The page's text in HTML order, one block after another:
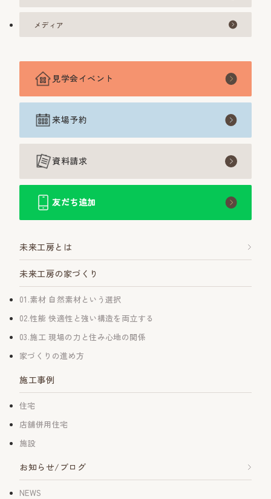
メディア
見学会イベント
来場予約
資料請求
友だち追加
未来工房とは
未来工房の家づくり
01.素材 自然素材という選択
02.性能 快適性と強い構造を両立する
03.施工 現場の力と住み心地の関係
家づくりの進め方
施工事例
住宅
店舗併用住宅
施設
お知らせ/ブログ
NEWS